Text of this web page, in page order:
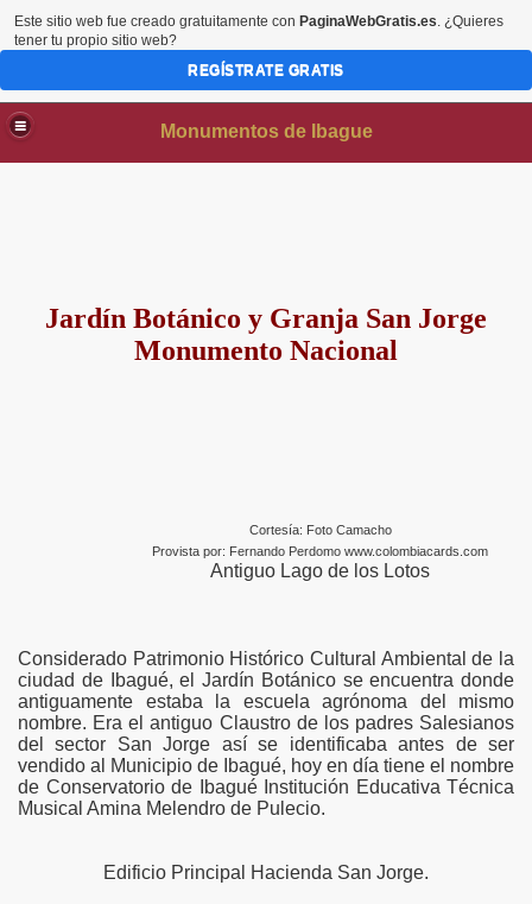
Monumentos de Ibague
Jardín Botánico y Granja San Jorge
Monumento Nacional
Cortesía: Foto Camacho
Provista por: Fernando Perdomo www.colombiacards.com
Antiguo Lago de los Lotos
Considerado Patrimonio Histórico Cultural Ambiental de la
ciudad de Ibagué, el Jardín Botánico se encuentra donde
antiguamente estaba la escuela agrónoma del mismo
nombre. Era el antiguo Claustro de los padres Salesianos
del sector San Jorge así se identificaba antes de ser
vendido al Municipio de Ibagué, hoy en día tiene el nombre
de Conservatorio de Ibagué Institución Educativa Técnica
Musical Amina Melendro de Pulecio.
Edificio Principal Hacienda San Jorge.
Este sitio web fue creado gratuitamente con PaginaWebGratis.es. ¿Quieres
tener tu propio sitio web?
REGÍSTRATE GRATIS